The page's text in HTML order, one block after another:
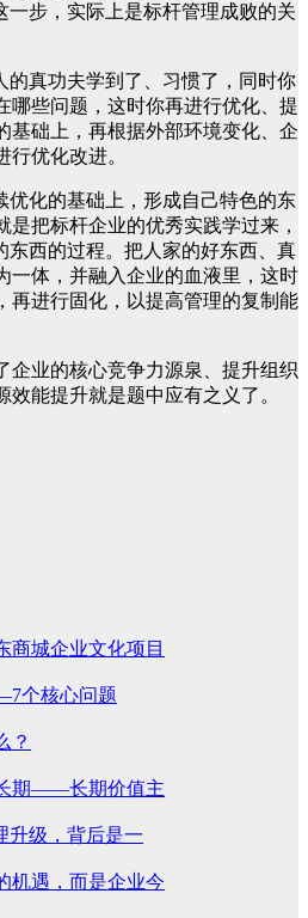
一步，实际上是标杆管理成败的关
的真功夫学到了、习惯了，同时你
哪些问题，这时你再进行优化、提
基础上，再根据外部环境变化、企
优化改进。
优化的基础上，形成自己特色的东
把标杆企业的优秀实践学过来，
东西的过程。把人家的好东西、真
一体，并融入企业的血液里，这时
再进行固化，以提高管理的复制能
企业的核心竞争力源泉、提升组织
能提升就是题中应有之义了。
城企业文化项目
个核心问题
？
期——长期价值主
升级，背后是一
机遇，而是企业今